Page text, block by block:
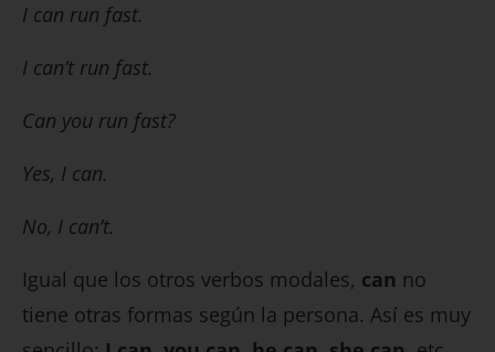
I can run fast.
I can’t run fast.
Can you run fast?
Yes, I can.
No, I can’t.
Igual que los otros verbos modales, can no
tiene otras formas según la persona. Así es muy